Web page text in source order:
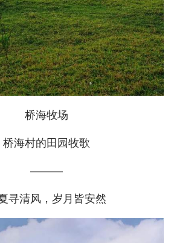
桥海牧场
村的田园牧歌
———
清风，岁月皆安然